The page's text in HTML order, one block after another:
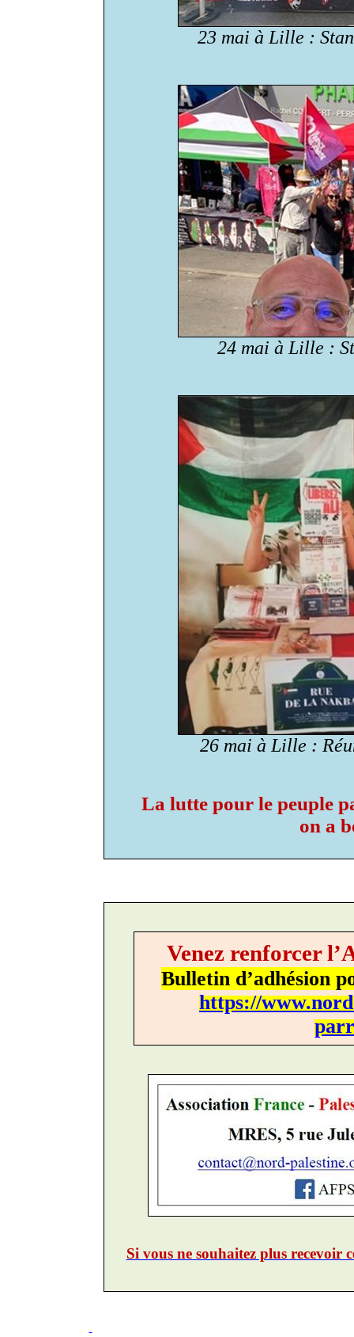
23 mai à Lille :
24 mai à Lille :
26 mai à Lille :
La lutte pour le peuple
on a
Venez renforcer
Bulletin d’adhésion
https://
Si vous ne souhaitez plus recevoir